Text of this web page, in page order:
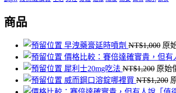
商品
早洩藥膏延時噴劑 NT$1,000 原
價格比較：賽倍達確實貴，但
犀利士20mg吃法 NT$1,200 原始
威而鋼口溶錠哪裡買 NT$1,200